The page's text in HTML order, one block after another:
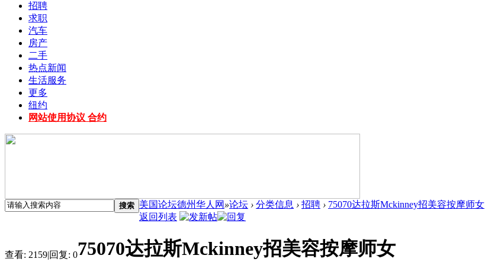
招聘
求职
汽车
房产
二手
热点新闻
生活服务
更多
纽约
网站使用协议 合约
搜索 美国论坛德州华人网 »论坛 › 分类信息 › 招聘 › 75070达拉斯Mckinney招美容按摩师女
返回列表
查看: 2159|回复: 075070达拉斯Mckinney招美容按摩师女